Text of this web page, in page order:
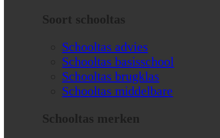
Soort schooltas
Schooltas advies
Schooltas basisschool
Schooltas brugklas
Schooltas middelbare
Schooltas merken